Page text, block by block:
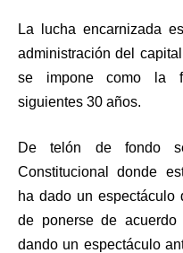
La lucha encarnizada
administración del
se impone como la
siguientes 30 años.
De telón de fondo
Constitucional donde
ha dado un espectáculo
de ponerse de acuerdo
dando un espectáculo